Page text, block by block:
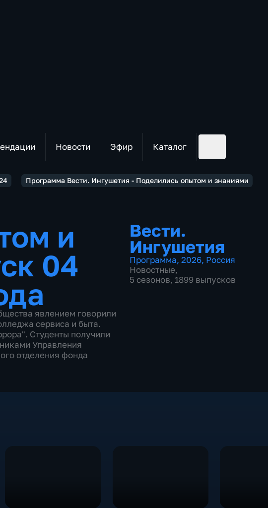
Новости Эфир Каталог
Программа Вести. Ингушетия - Поделились опытом и знаниями
и
04
явлением говорили
сервиса и быта.
Студенты получили
Управления
отделения фонда
Вести.
Ингушетия
Программа, 2026, Россия
Новостные,
5 сезонов, 1899 выпусков